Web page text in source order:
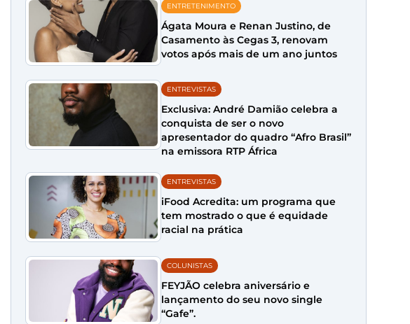
ENTRETENIMENTO
Ágata Moura e Renan Justino, de
Casamento às Cegas 3, renovam
votos após mais de um ano juntos
ENTREVISTAS
Exclusiva: André Damião celebra a
conquista de ser o novo
apresentador do quadro “Afro Brasil”
na emissora RTP África
ENTREVISTAS
iFood Acredita: um programa que
tem mostrado o que é equidade
racial na prática
COLUNISTAS
FEYJÃO celebra aniversário e
lançamento do seu novo single
“Gafe”.